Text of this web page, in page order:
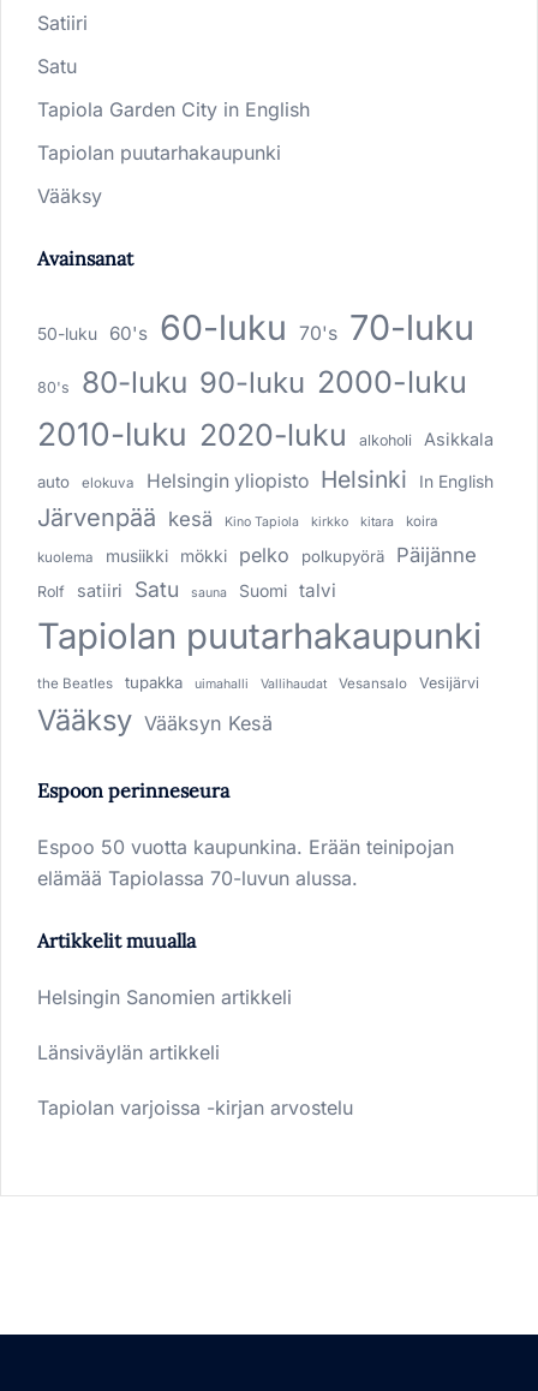
Satiiri
Satu
Tapiola Garden City in English
Tapiolan puutarhakaupunki
Vääksy
Avainsanat
50-luku 60's 60-luku 70's 70-luku
80's 80-luku 90-luku 2000-luku
2010-luku 2020-luku alkoholi Asikkala
auto elokuva Helsingin yliopisto Helsinki In English
Järvenpää kesä Kino Tapiola kirkko kitara koira
kuolema musiikki mökki pelko polkupyörä Päijänne
Rolf satiiri Satu sauna Suomi talvi
Tapiolan puutarhakaupunki
the Beatles tupakka uimahalli Vallihaudat Vesansalo Vesijärvi
Vääksy Vääksyn Kesä
Espoon perinneseura
Espoo 50 vuotta kaupunkina. Erään teinipojan
elämää Tapiolassa 70-luvun alussa.
Artikkelit muualla
Helsingin Sanomien artikkeli
Länsiväylän artikkeli
Tapiolan varjoissa -kirjan arvostelu